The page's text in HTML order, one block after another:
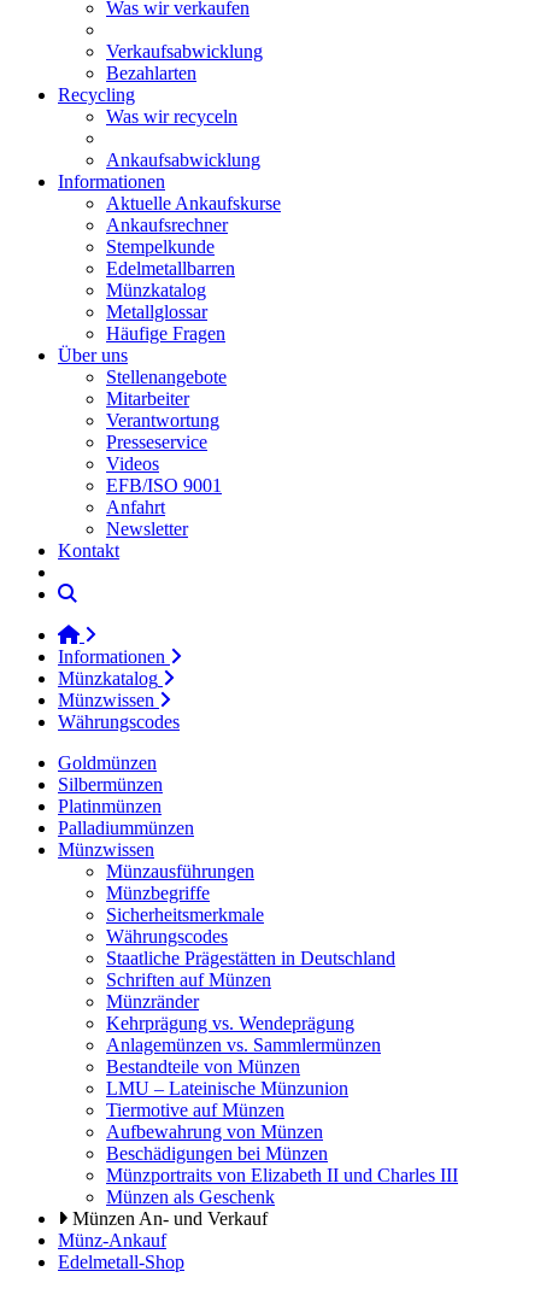
Was wir verkaufen
Verkaufsabwicklung
Bezahlarten
Recycling
Was wir recyceln
Ankaufsabwicklung
Informationen
Aktuelle Ankaufskurse
Ankaufsrechner
Stempelkunde
Edelmetallbarren
Münzkatalog
Metallglossar
Häufige Fragen
Über uns
Stellenangebote
Mitarbeiter
Verantwortung
Presseservice
Videos
EFB/ISO 9001
Anfahrt
Newsletter
Kontakt
Informationen
Münzkatalog
Münzwissen
Währungscodes
Goldmünzen
Silbermünzen
Platinmünzen
Palladiummünzen
Münzwissen
Münzausführungen
Münzbegriffe
Sicherheitsmerkmale
Währungscodes
Staatliche Prägestätten in Deutschland
Schriften auf Münzen
Münzränder
Kehrprägung vs. Wendeprägung
Anlagemünzen vs. Sammlermünzen
Bestandteile von Münzen
LMU – Lateinische Münzunion
Tiermotive auf Münzen
Aufbewahrung von Münzen
Beschädigungen bei Münzen
Münzportraits von Elizabeth II und Charles III
Münzen als Geschenk
Münzen An- und Verkauf
Münz-Ankauf
Edelmetall-Shop